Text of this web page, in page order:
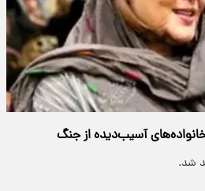
خانواده‌های آسیب‌دیده از جنگ
شد.